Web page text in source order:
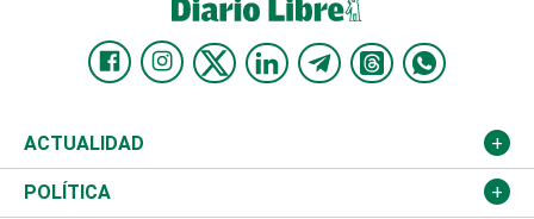
ACTUALIDAD
Nacional
POLÍTICA